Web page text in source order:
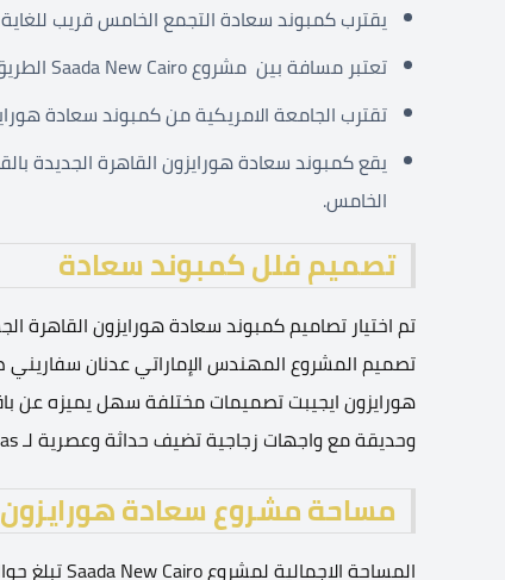
يقترب كمبوند سعادة التجمع الخامس قريب
تعتبر مسافة بين مشروع Saada New Cairo الطريق الدائري ومطار القاهرة بسيطة.
تقترب الجامعة الامريكية من كمبوند سعادة
يقع كمبوند سعادة هورايزون القاهرة الجديدة
الخامس.
تصميم فلل كمبوند سعادة
تم اختيار تصاميم كمبوند سعادة هورايزون القاهرة
تصميم المشروع المهندس الإماراتي عدنان
هورايزون ايجيبت تصميمات مختلفة سهل يميزه عن
وحديقة مع واجهات زجاجية تضيف حداثة وعصرية لـ Compound Saada Villas.
مساحة مشروع سعادة